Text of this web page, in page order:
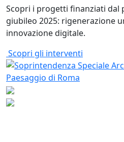
Scopri i progetti finanziati dal
giubileo 2025: rigenerazione
innovazione digitale.
Scopri gli interventi